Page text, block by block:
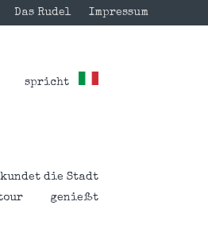
Das Rudel Impressum
spricht
die Stadt
genießt